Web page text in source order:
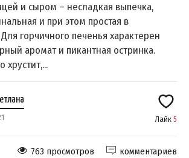
и сыром – несладкая выпечка,
и при этом простая в
горчичного печенья характерен
аромат и пикантная остринка.
хрустит,...
Лайк 5
комментариев
763 просмотров